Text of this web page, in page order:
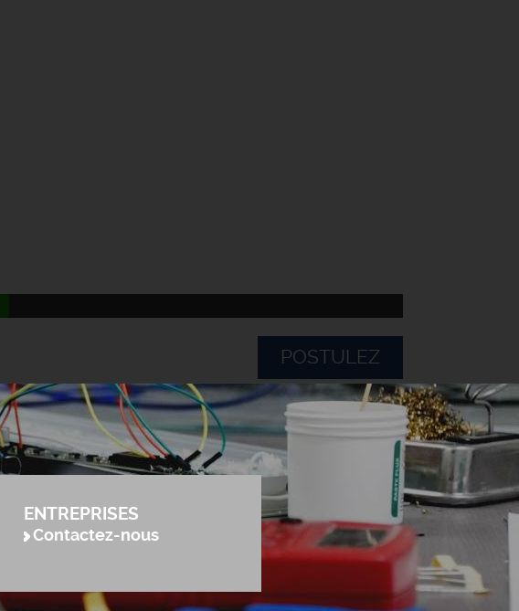
POSTULEZ
ENTREPRISES
Contactez-nous